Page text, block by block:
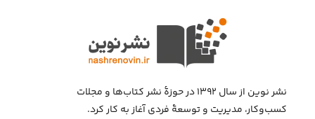
نشر نوین از سال ۱۳۹۲ در حوزهٔ نشر کتاب‌ها و مجلات
کسب‌وکار، مدیریت و توسعهٔ فردی آغاز به کار کرد.